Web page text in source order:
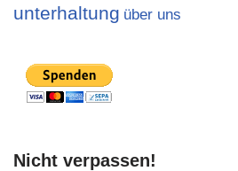
unterhaltung über uns
Nicht verpassen!